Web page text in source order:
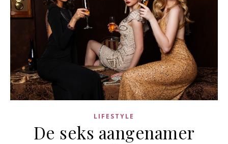
LIFESTYLE
De seks aangenamer